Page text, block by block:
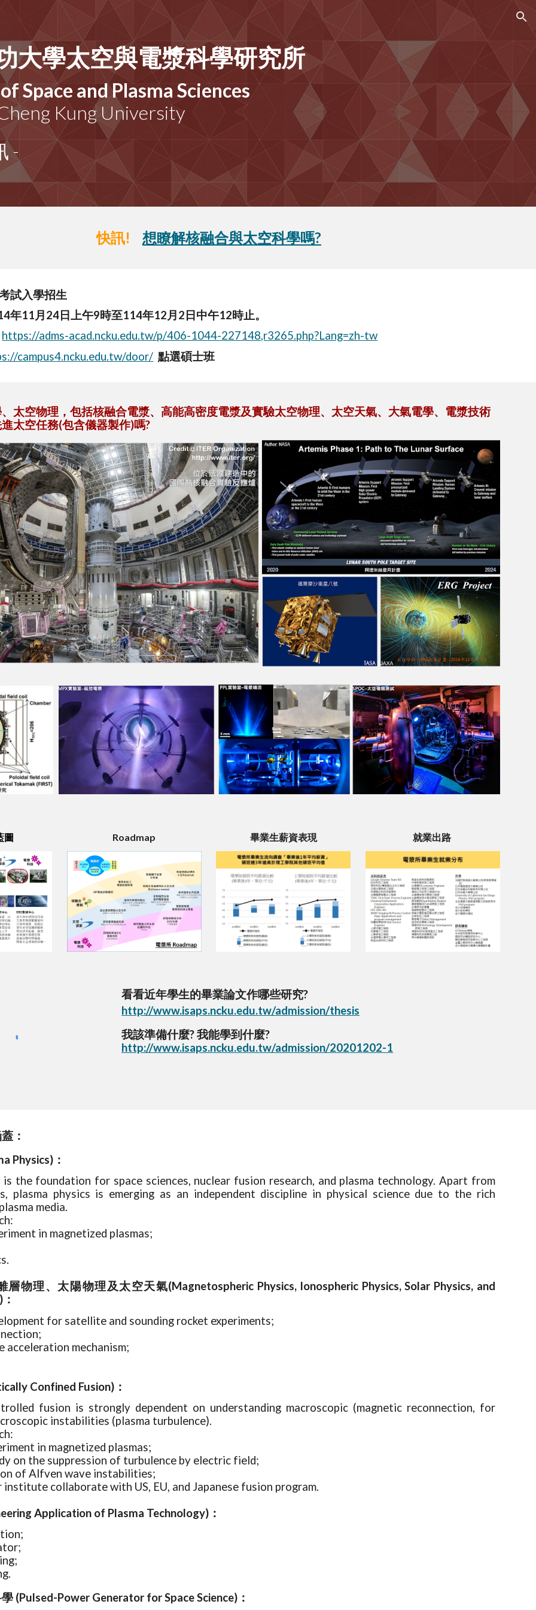
Skip to navigation
大學太空與電漿科學研究所
Space and Plasma Sciences
Kung University
-
快訊! 想瞭解核融合與太空科學嗎?
試入學招生
年11月24日上午9時至114年12月2日中午12時止。
https://adms-acad.ncku.edu.tw/p/406-1044-227148,r3265.php?Lang=zh-tw
campus4.ncku.edu.tw/door/ 點選碩士班
太空物理，包括核融合電漿、高能高密度電漿及實驗太空物理、太空天氣、大氣電學、電漿技術
太空任務(包含儀器製作)嗎?
圖 Roadmap 畢業生薪資表現 就業出路
看看近年學生的畢業論文作哪些研究?
http://www.isaps.ncku.edu.tw/admission/thesis
我該準備什麼? 我能學到什麼?
http://www.isaps.ncku.edu.tw/admission/20201202-1
：
Physics)：
is the foundation for space sciences, nuclear fusion research, and plasma technology. Apart from
plasma physics is emerging as an independent discipline in physical science due to the rich
media.
in magnetized plasmas;
物理、太陽物理及太空天氣(Magnetospheric Physics, Ionospheric Physics, Solar Physics, and
for satellite and sounding rocket experiments;
acceleration mechanism;
Confined Fusion)：
fusion is strongly dependent on understanding macroscopic (magnetic reconnection, for
instabilities (plasma turbulence).
in magnetized plasmas;
on the suppression of turbulence by electric field;
of Alfven wave instabilities;
collaborate with US, EU, and Japanese fusion program.
Application of Plasma Technology)：
(Pulsed-Power Generator for Space Science)：